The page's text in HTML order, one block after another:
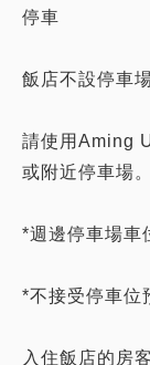
停車
飯店不設停車場
請使用Aming
或附近停車場。
*週邊停車場車
*不接受停車位
入住飯店的房